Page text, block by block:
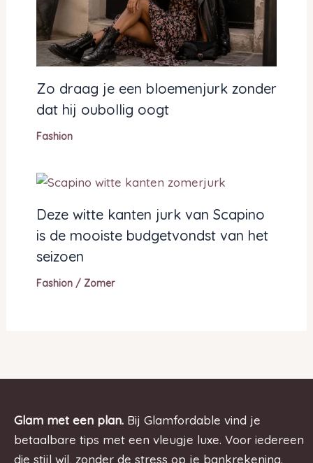
Zo draag je een bloemenjurk zonder
dat hij oubollig oogt
Fashion
Deze witte kanten jurk van Scapino
is de mooiste budgetvondst van het
seizoen
Fashion/ Zomer
Glam met een plan. Bij Glamfordable vind je
betaalbare tips met een vleugje luxe. Voor iedereen
die stijl wil, zonder de stress op je bankrekening.